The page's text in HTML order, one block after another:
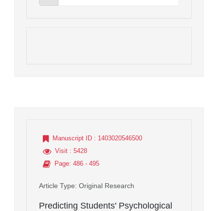
Manuscript ID : 1403020546500
Visit : 5428
Page: 486 - 495
Article Type: Original Research
Predicting Students' Psychological